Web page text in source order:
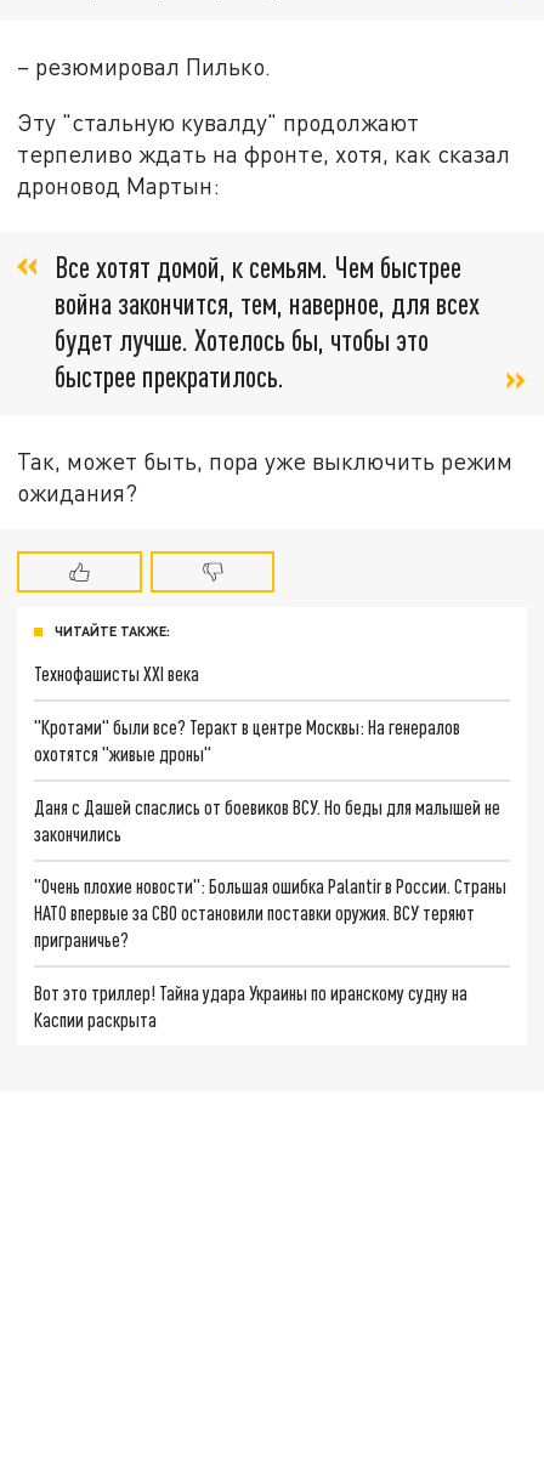
– резюмировал Пилько.
Эту "стальную кувалду" продолжают
терпеливо ждать на фронте, хотя, как сказал
дроновод Мартын:
Все хотят домой, к семьям. Чем быстрее
война закончится, тем, наверное, для всех
будет лучше. Хотелось бы, чтобы это
быстрее прекратилось.
Так, может быть, пора уже выключить режим
ожидания?
ЧИТАЙТЕ ТАКЖЕ:
Технофашисты XXI века
"Кротами" были все? Теракт в центре Москвы: На генералов
охотятся "живые дроны"
Даня с Дашей спаслись от боевиков ВСУ. Но беды для малышей не
закончились
"Очень плохие новости": Большая ошибка Palantir в России. Страны
НАТО впервые за СВО остановили поставки оружия. ВСУ теряют
приграничье?
Вот это триллер! Тайна удара Украины по иранскому судну на
Каспии раскрыта